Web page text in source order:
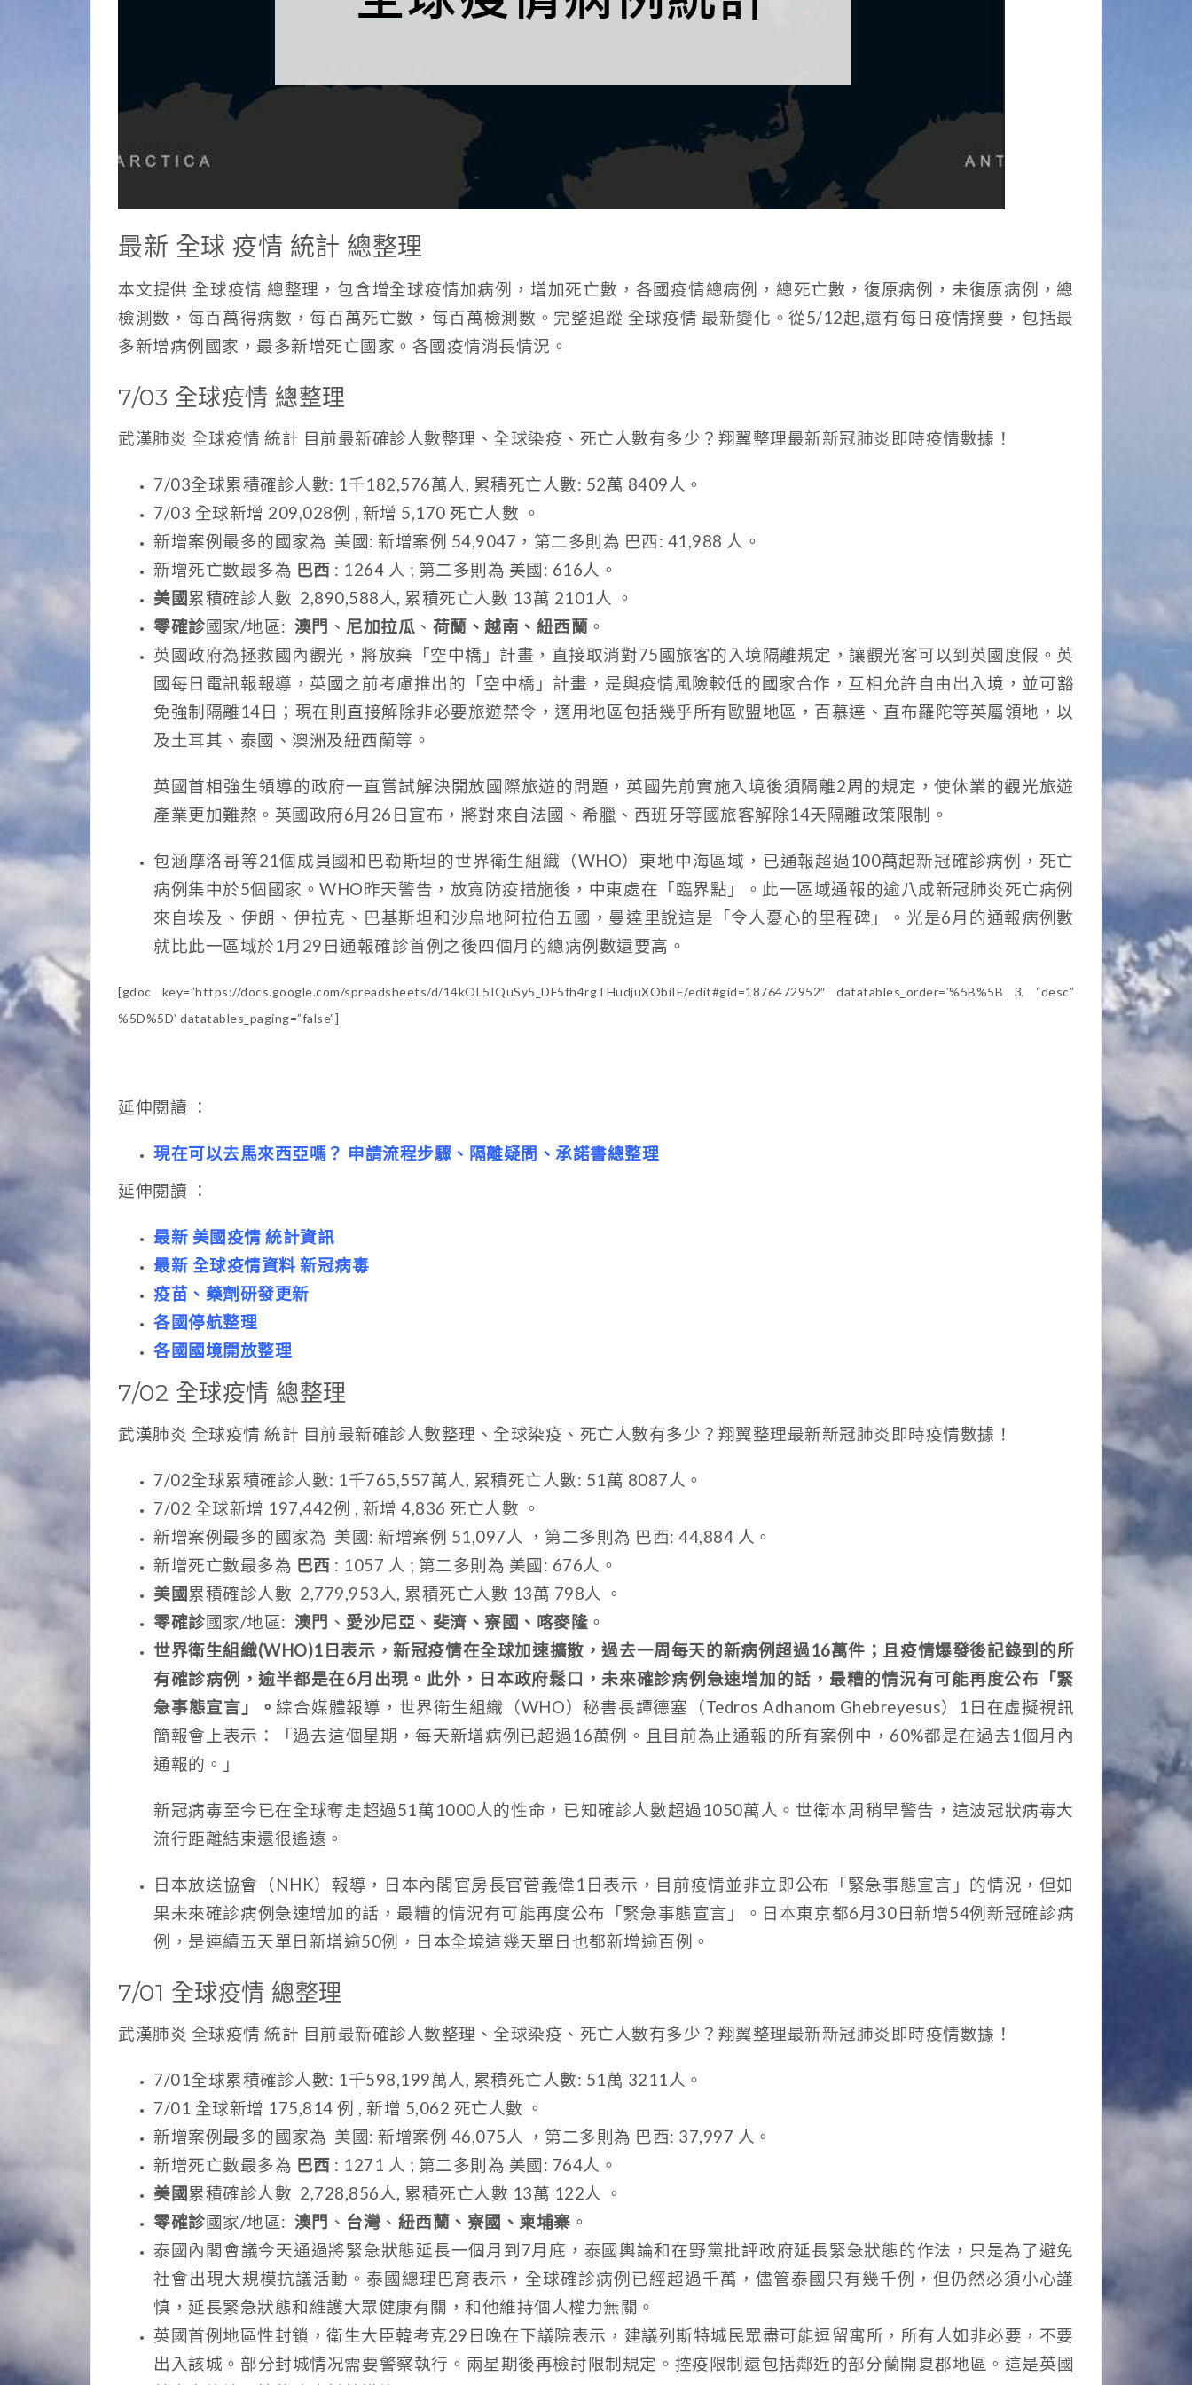
最新 全球 疫情 統計 總整理
本文提供 全球疫情 總整理，包含增全球疫情加病例，增加死亡數，各國疫情總病例，總死亡數，復原病例，未復原病例，總
檢測數，每百萬得病數，每百萬死亡數，每百萬檢測數。完整追蹤 全球疫情 最新變化。從5/12起,還有每日疫情摘要，包括最
多新增病例國家，最多新增死亡國家。各國疫情消長情況。
7/03 全球疫情 總整理
武漢肺炎 全球疫情 統計 目前最新確診人數整理、全球染疫、死亡人數有多少？翔翼整理最新新冠肺炎即時疫情數據！
7/03全球累積確診人數: 1千182,576萬人, 累積死亡人數: 52萬 8409人。
7/03 全球新增 209,028例 , 新增 5,170 死亡人數 。
新增案例最多的國家為 美國: 新增案例 54,9047，第二多則為 巴西: 41,988 人。
新增死亡數最多為 巴西 : 1264 人 ; 第二多則為 美國: 616人。
美國 累積確診人數 2,890,588人, 累積死亡人數 13萬 2101人 。
零確診國家/地區: 澳門 、 尼加拉瓜 、 荷蘭、越南、紐西蘭 。
英國政府為拯救國內觀光，將放棄「空中橋」計畫，直接取消對75國旅客的入境隔離規定，讓觀光客可以到英國度假。英
國每日電訊報報導，英國之前考慮推出的「空中橋」計畫，是與疫情風險較低的國家合作，互相允許自由出入境，並可豁
免強制隔離14日；現在則直接解除非必要旅遊禁令，適用地區包括幾乎所有歐盟地區，百慕達、直布羅陀等英屬領地，以
及土耳其、泰國、澳洲及紐西蘭等。
英國首相強生領導的政府一直嘗試解決開放國際旅遊的問題，英國先前實施入境後須隔離2周的規定，使休業的觀光旅遊
產業更加難熬。 英國政府6月26日宣布，將對來自法國、希臘、西班牙等國旅客解除14天隔離政策限制。
包涵摩洛哥等21個成員國和巴勒斯坦的世界衛生組織（WHO）東地中海區域，已通報超過100萬起新冠確診病例，死亡
病例集中於5個國家。WHO昨天警告，放寬防疫措施後，中東處在「臨界點」。此一區域通報的逾八成新冠肺炎死亡病例
來自埃及、伊朗、伊拉克、巴基斯坦和沙烏地阿拉伯五國，曼達里說這是「令人憂心的里程碑」。光是6月的通報病例數
就比此一區域於1月29日通報確診首例之後四個月的總病例數還要高。
[gdoc key=”https://docs.google.com/spreadsheets/d/14kOL5IQuSy5_DF5fh4rgTHudjuXObiIE/edit#gid=1876472952″ datatables_order=’%5B%5B 3, “desc”
%5D%5D’ datatables_paging=”false”]
延伸閱讀 ：
現在可以去馬來西亞嗎？ 申請流程步驟、隔離疑問、承諾書總整理
延伸閱讀 ：
最新 美國疫情 統計資訊
最新 全球疫情資料 新冠病毒
疫苗、藥劑研發更新
各國停航整理
各國國境開放整理
7/02 全球疫情 總整理
武漢肺炎 全球疫情 統計 目前最新確診人數整理、全球染疫、死亡人數有多少？翔翼整理最新新冠肺炎即時疫情數據！
7/02全球累積確診人數: 1千765,557萬人, 累積死亡人數: 51萬 8087人。
7/02 全球新增 197,442例 , 新增 4,836 死亡人數 。
新增案例最多的國家為 美國: 新增案例 51,097人 ，第二多則為 巴西: 44,884 人。
新增死亡數最多為 巴西 : 1057 人 ; 第二多則為 美國: 676人。
美國 累積確診人數 2,779,953人, 累積死亡人數 13萬 798人 。
零確診國家/地區: 澳門 、 愛沙尼亞 、 斐濟、寮國、喀麥隆 。
世界衛生組織(WHO)1日表示，新冠疫情在全球加速擴散，過去一周每天的新病例超過16萬件；且疫情爆發後記錄到的所
有確診病例，逾半都是在6月出現。此外，日本政府鬆口，未來確診病例急速增加的話，最糟的情況有可能再度公布「緊
急事態宣言」。綜合媒體報導，世界衛生組織（WHO）秘書長譚德塞（Tedros Adhanom Ghebreyesus）1日在虛擬視訊
簡報會上表示：「過去這個星期，每天新增病例已超過16萬例。且目前為止通報的所有案例中，60%都是在過去1個月內
通報的。」
新冠病毒至今已在全球奪走超過51萬1000人的性命，已知確診人數超過1050萬人。世衛本周稍早警告，這波冠狀病毒大
流行距離結束還很遙遠。
日本放送協會（NHK）報導，日本內閣官房長官菅義偉1日表示，目前疫情並非立即公布「緊急事態宣言」的情況，但如
果未來確診病例急速增加的話，最糟的情況有可能再度公布「緊急事態宣言」。日本東京都6月30日新增54例新冠確診病
例，是連續五天單日新增逾50例，日本全境這幾天單日也都新增逾百例。
7/01 全球疫情 總整理
武漢肺炎 全球疫情 統計 目前最新確診人數整理、全球染疫、死亡人數有多少？翔翼整理最新新冠肺炎即時疫情數據！
7/01全球累積確診人數: 1千598,199萬人, 累積死亡人數: 51萬 3211人。
7/01 全球新增 175,814 例 , 新增 5,062 死亡人數 。
新增案例最多的國家為 美國: 新增案例 46,075人 ，第二多則為 巴西: 37,997 人。
新增死亡數最多為 巴西 : 1271 人 ; 第二多則為 美國: 764人。
美國 累積確診人數 2,728,856人, 累積死亡人數 13萬 122人 。
零確診國家/地區: 澳門 、 台灣 、 紐西蘭、寮國、柬埔寨 。
泰國內閣會議今天通過將緊急狀態延長一個月到7月底，泰國輿論和在野黨批評政府延長緊急狀態的作法，只是為了避免
社會出現大規模抗議活動。泰國總理巴育表示，全球確診病例已經超過千萬，儘管泰國只有幾千例，但仍然必須小心謹
慎，延長緊急狀態和維護大眾健康有關，和他維持個人權力無關。
英國首例地區性封鎖，衛生大臣韓考克29日晚在下議院表示，建議列斯特城民眾盡可能逗留寓所，所有人如非必要，不要
出入該城。部分封城情况需要警察執行。兩星期後再檢討限制規定。控疫限制還包括鄰近的部分蘭開夏郡地區。這是英國